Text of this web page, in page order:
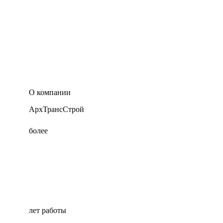
О компании
АрхТрансСтрой
более
лет работы